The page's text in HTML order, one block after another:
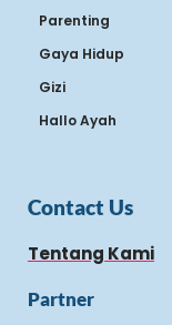
Parenting
Gaya Hidup
Gizi
Hallo Ayah
Contact Us
Tentang Kami
Partner